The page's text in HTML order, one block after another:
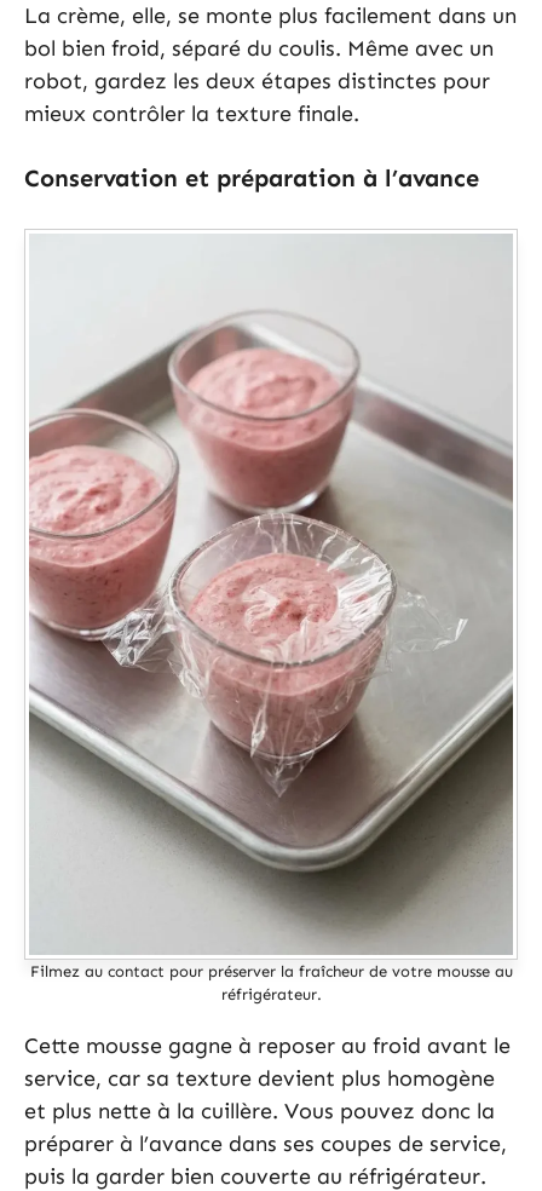
La crème, elle, se monte plus facilement dans un
bol bien froid, séparé du coulis. Même avec un
robot, gardez les deux étapes distinctes pour
mieux contrôler la texture finale.
Conservation et préparation à l’avance
Filmez au contact pour préserver la fraîcheur de votre mousse au
réfrigérateur.
Cette mousse gagne à reposer au froid avant le
service, car sa texture devient plus homogène
et plus nette à la cuillère. Vous pouvez donc la
préparer à l’avance dans ses coupes de service,
puis la garder bien couverte au réfrigérateur.